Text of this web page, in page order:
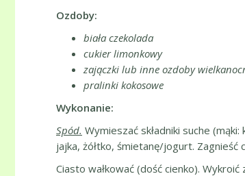
Ozdoby:
biała czekolada
cukier limonkowy
zajączki lub inne ozdoby
pralinki kokosowe
Wykonanie:
Spód. Wymieszać składniki suche
jajka, żółtko, śmietanę/jogurt.
Ciasto wałkować (dość cienko).